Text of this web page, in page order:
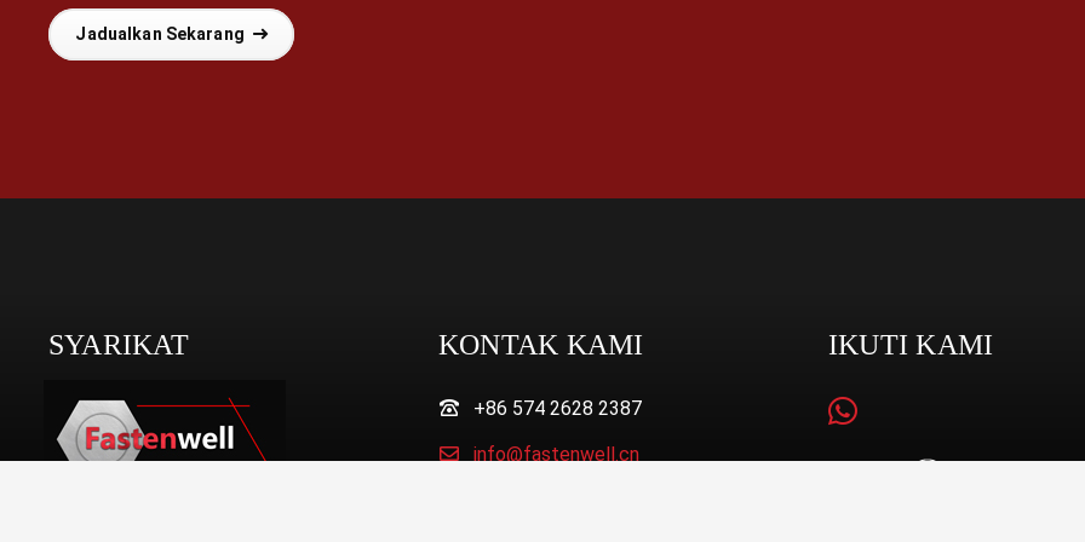
Jadualkan Sekarang
SYARIKAT KONTAK KAMI
+86 574 2628 2387
info@fastenwell.cn
IKUTI KAMI